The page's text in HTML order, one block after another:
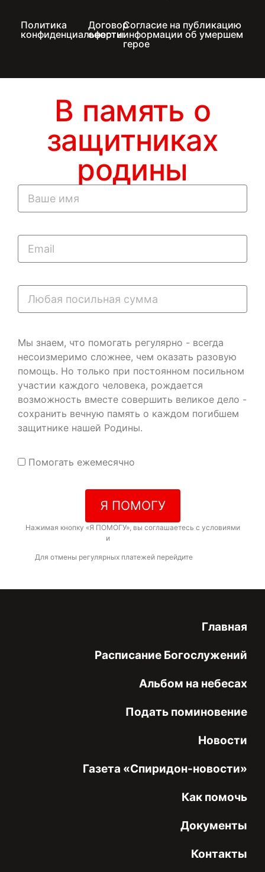
Политика
конфиденциальности
Договор
оферты
Согласие на публикацию
информации об умершем
герое
В память о
защитниках
родины
Мы знаем, что помогать регулярно - всегда
несоизмеримо сложнее, чем оказать разовую
помощь. Но только при постоянном посильном
участии каждого человека, рождается
возможность вместе совершить великое дело -
сохранить вечную память о каждом погибшем
защитнике нашей Родины.
Помогать ежемесячно
Я ПОМОГУ
Нажимая кнопку «Я ПОМОГУ», вы соглашаетесь с условиями
и
Для отмены регулярных платежей перейдите
Главная
Расписание Богослужений
Альбом на небесах
Подать поминовение
Новости
Газета «Спиридон-новости»
Как помочь
Документы
Контакты